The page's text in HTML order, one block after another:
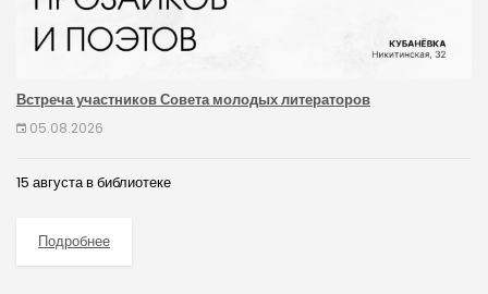
Встреча участников Совета молодых литераторов
05.08.2026
15 августа в библиотеке
Подробнее